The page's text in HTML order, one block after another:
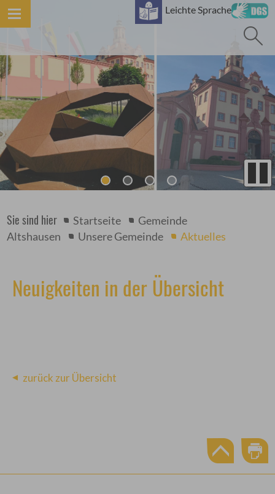
Leichte Sprache
Sie sind hier Startseite
Gemeinde
Altshausen
Unsere Gemeinde Aktuelles
Neuigkeiten in der Übersicht
zurück zur Übersicht